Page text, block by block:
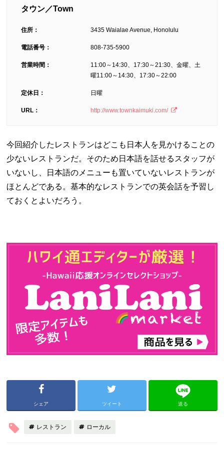
タウン／Town
住所： 3435 Waialae Avenue, Honolulu
電話番号： 808-735-5900
営業時間：
11:00～14:30、17:30～21:30、金曜、土
曜11:00～14:30、17:30～22:00
定休日： 日曜
URL： http://www.townkaimuki.com/
今回紹介したレストランはどこも日本人を見かけることの
少ないレストランだ。そのため日本語を話せるスタッフが
いないし、日本語のメニューも置いていないレストランが
ほとんどである。基本的なレストランでの英会話を予習し
ておくとよいだろう。
シェア ツイート 送る
レストラン ローカル